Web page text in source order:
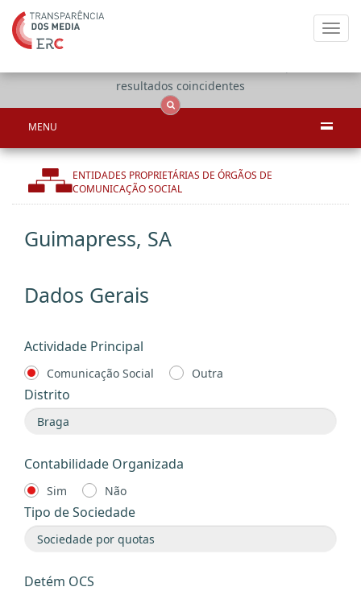
resultados coincidentes
MENU
ENTIDADES PROPRIETÁRIAS DE ÓRGÃOS DE
COMUNICAÇÃO SOCIAL
Guimapress, SA
Dados Gerais
Actividade Principal
Comunicação Social Outra
Distrito
Contabilidade Organizada
Sim Não
Tipo de Sociedade
Detém OCS